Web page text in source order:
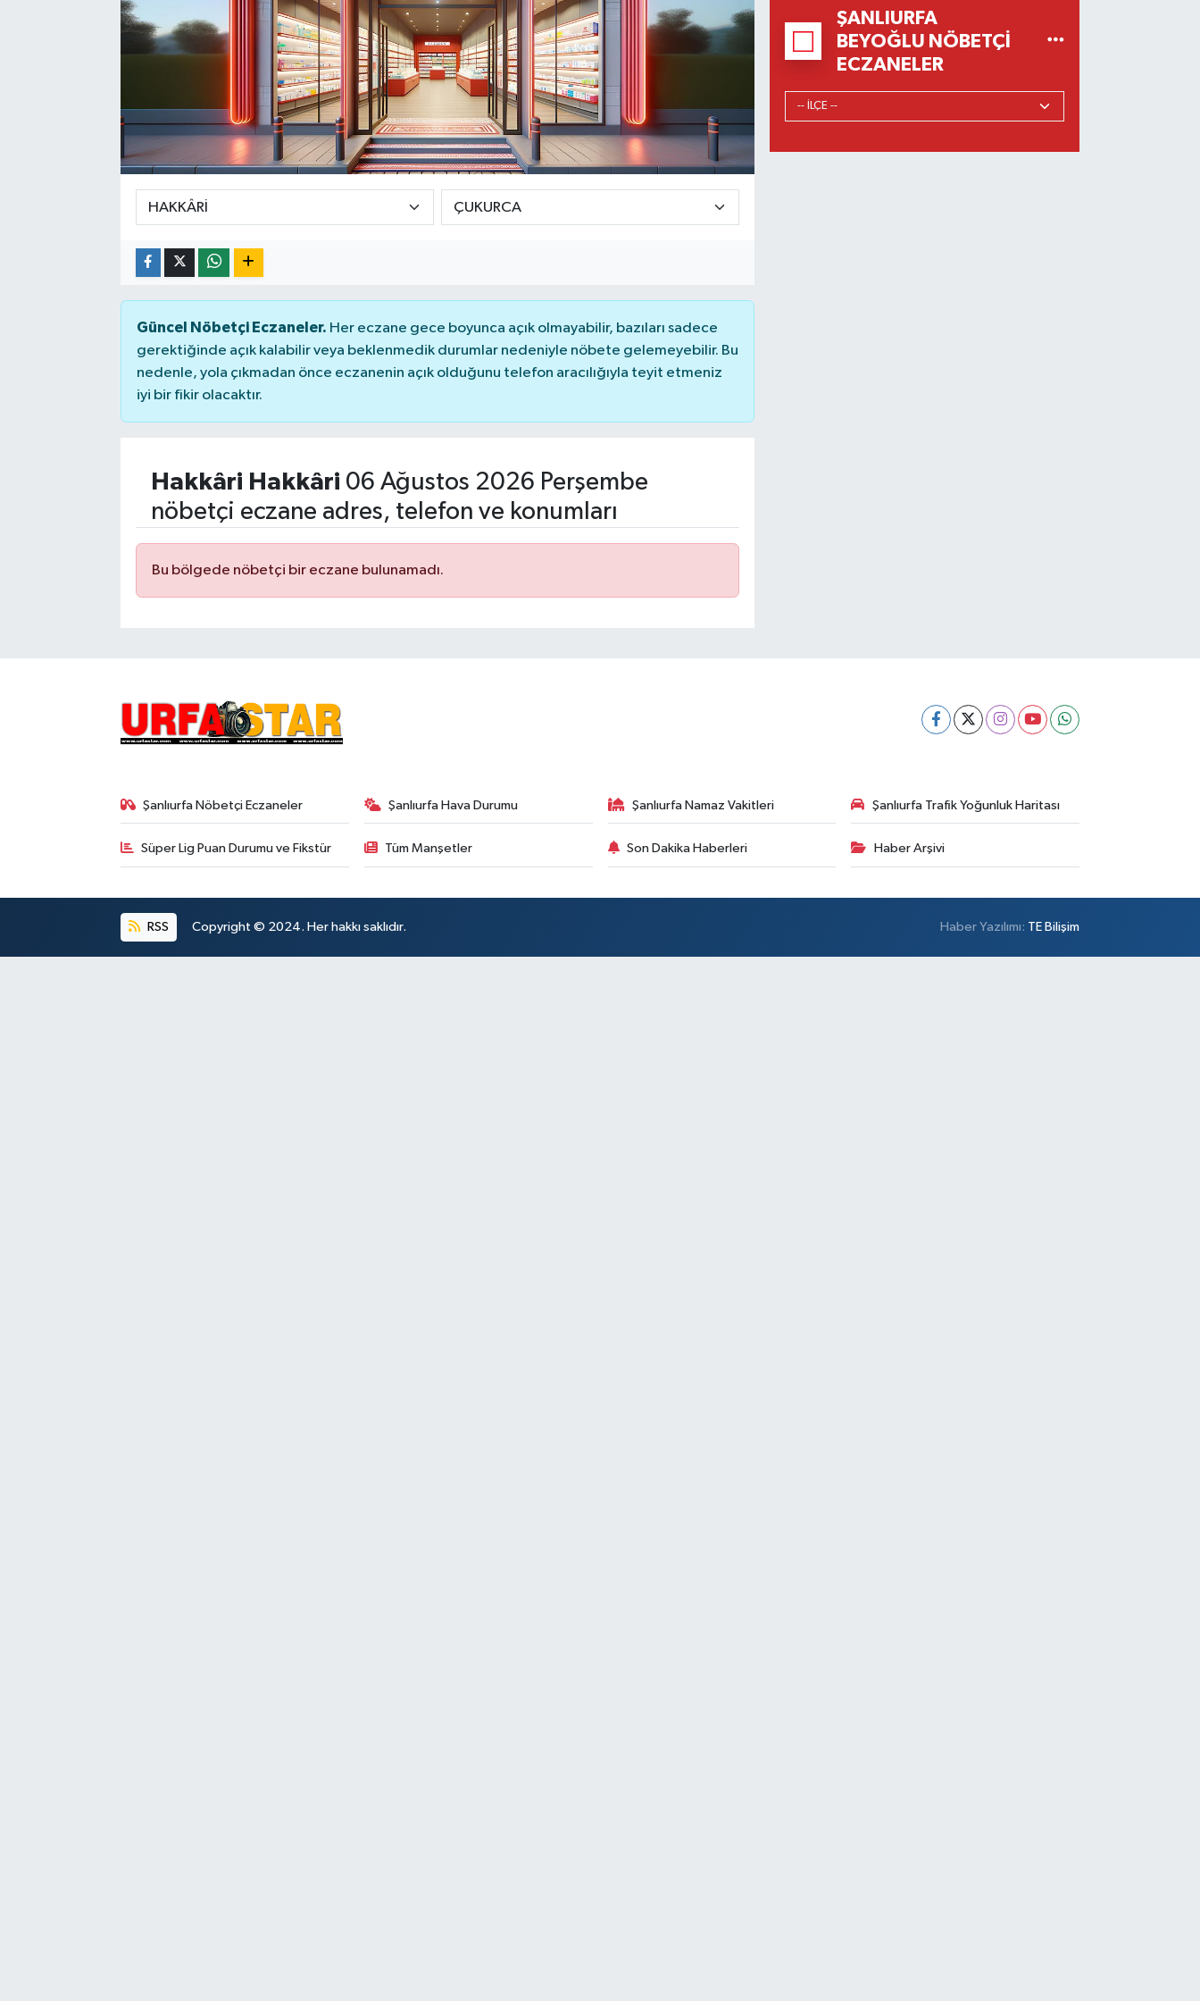
Güncel Nöbetçi Eczaneler. Her eczane gece boyunca açık olmayabilir, bazıları sadece
gerektiğinde açık kalabilir veya beklenmedik durumlar nedeniyle nöbete gelemeyebilir. Bu
nedenle, yola çıkmadan önce eczanenin açık olduğunu telefon aracılığıyla teyit etmeniz
iyi bir fikir olacaktır.
Hakkâri Hakkâri 06 Ağustos 2026 Perşembe
nöbetçi eczane adres, telefon ve konumları
Bu bölgede nöbetçi bir eczane bulunamadı.
ŞANLIURFA
BEYOĞLU NÖBETÇI
ECZANELER
Şanlıurfa Nöbetçi Eczaneler Şanlıurfa Hava Durumu Şanlıurfa Namaz Vakitleri Şanlıurfa Trafik Yoğunluk Haritası
Süper Lig Puan Durumu ve Fikstür Tüm Manşetler Son Dakika Haberleri Haber Arşivi
RSS Copyright © 2024. Her hakkı saklıdır. Haber Yazılımı: TE Bilişim